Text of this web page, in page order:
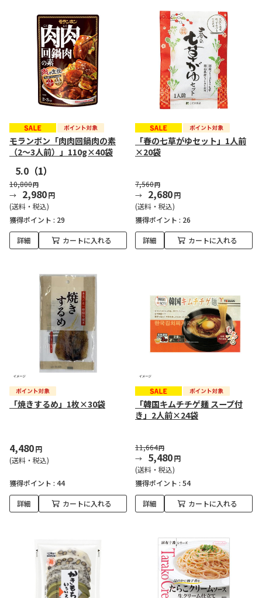
モランボン「肉肉回鍋肉の素
（2～3人前）」110g×40袋
5.0 （1）
10,800円
2,980円
(送料・税込)
獲得ポイント : 29
詳細 カートに入れる
「春の七草がゆセット」1人前
×20袋
7,560円
2,680円
(送料・税込)
獲得ポイント : 26
詳細 カートに入れる
「焼きするめ」1枚×30袋
4,480円
(送料・税込)
獲得ポイント : 44
詳細 カートに入れる
「韓国キムチチゲ麺 スープ付
き」2人前×24袋
11,664円
5,480円
(送料・税込)
獲得ポイント : 54
詳細 カートに入れる